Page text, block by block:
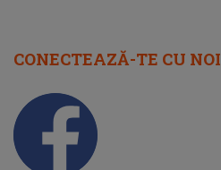
CONECTEAZĂ-TE CU NOI